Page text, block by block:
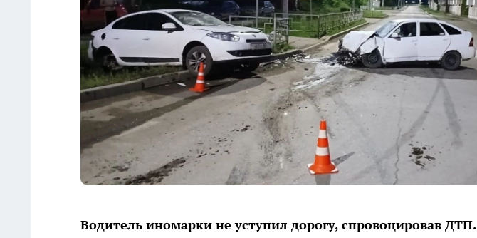
Водитель иномарки не уступил дорогу, спровоцировав ДТП.